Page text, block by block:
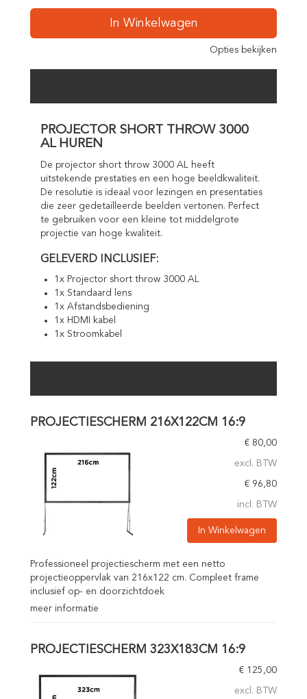
In Winkelwagen
Opties bekijken
PROJECTOR SHORT THROW 3000
AL HUREN
De projector short throw 3000 AL heeft
uitstekende prestaties en een hoge beeldkwaliteit.
De resolutie is ideaal voor lezingen en presentaties
die zeer gedetailleerde beelden vertonen. Perfect
te gebruiken voor een kleine tot middelgrote
projectie van hoge kwaliteit.
GELEVERD INCLUSIEF:
1x Projector short throw 3000 AL
1x Standaard lens
1x Afstandsbediening
1x HDMI kabel
1x Stroomkabel
PROJECTIESCHERM 216X122CM 16:9
€ 80,00
excl. BTW
€ 96,80
incl. BTW
In Winkelwagen
Professioneel projectiescherm met een netto
projectieoppervlak van 216x122 cm. Compleet frame
inclusief op- en doorzichtdoek
meer informatie
PROJECTIESCHERM 323X183CM 16:9
€ 125,00
excl. BTW